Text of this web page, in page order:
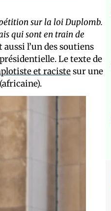
sur la loi Duplomb.
qui sont en train de
l’un des soutiens
Le texte de
et racistesur une